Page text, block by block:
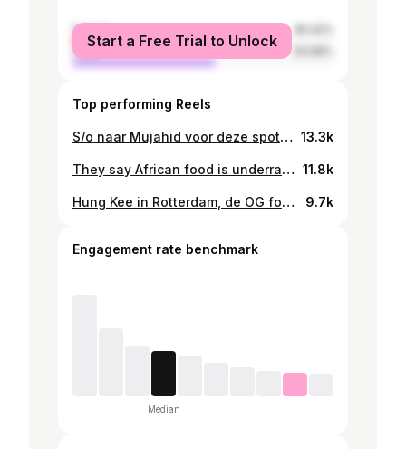
female
male
Start a Free Trial to Unlock
Top performing Reels
S/o naar Mujahid voor deze spot! Heerlijke authentieke Syrische shawarma bij Chef Juzzev. 🙏🏾 Delicioussss!🖤😍 #food #amsterdamfood #shawarma 13.3k
They say African food is underrated. We say, they’ve just never tasted it right. Join ons bij hetAfrican Food Festival voor food & enjoyment!🍽️🔥 #AfricanFood 11.8k
Hung Kee in Rotterdam, de OG foodspot van @per_de_man . Eindelijk! Eyy dit was delicioussss. 😍 Was een classic spot. Die intvis peper zout toch?! Buitenaards! 👽 #rotterdamfood #food 9.7k
Engagement rate benchmark
Median